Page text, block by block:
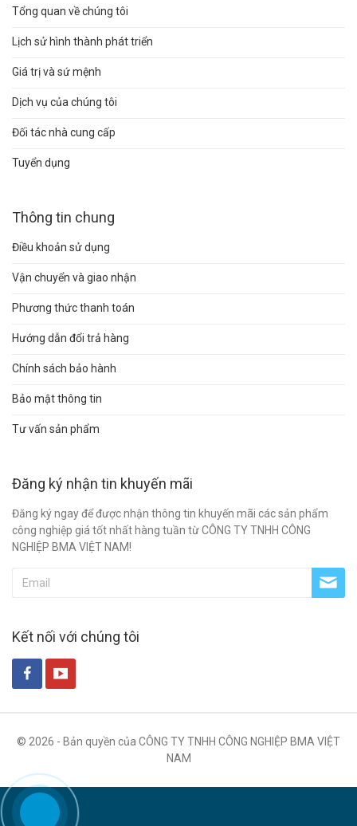
Tổng quan về chúng tôi
Lịch sử hình thành phát triển
Giá trị và sứ mệnh
Dịch vụ của chúng tôi
Đối tác nhà cung cấp
Tuyển dụng
Thông tin chung
Điều khoản sử dụng
Vận chuyển và giao nhận
Phương thức thanh toán
Hướng dẫn đổi trả hàng
Chính sách bảo hành
Bảo mật thông tin
Tư vấn sản phẩm
Đăng ký nhận tin khuyến mãi
Đăng ký ngay để được nhận thông tin khuyến mãi các sản phẩm
công nghiệp giá tốt nhất hàng tuần từ CÔNG TY TNHH CÔNG
NGHIỆP BMA VIỆT NAM!
Kết nối với chúng tôi
© 2026 - Bản quyền của CÔNG TY TNHH CÔNG NGHIỆP BMA VIỆT
NAM